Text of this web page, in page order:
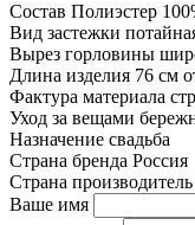
Состав Полиэстер
Вид застежки
Вырез горловины
Длина изделия 76 см
Фактура материала
Уход за вещами
Назначение свадьба
Страна бренда Россия
Страна производитель
Ваше имя